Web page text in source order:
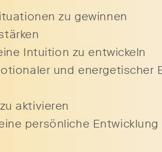
zu gewinnen
Intuition zu entwickeln
und energetischer
aktivieren
persönliche Entwicklung